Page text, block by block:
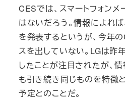
CESでは、スマートフォン
はないだろう。情報によれ
を発表するというが、今年
スを出していない。LGは昨
したことが注目されたが、
も引き続き同じものを特徴
予定とのことだ。